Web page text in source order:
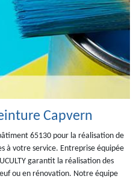
Capvern
65130 pour la réalisation de
à votre service. Entreprise équipée
garantit la réalisation des
ou en rénovation. Notre équipe